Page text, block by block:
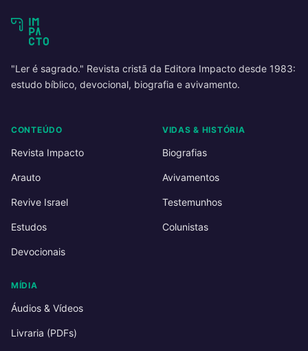
"Ler é sagrado." Revista cristã da Editora Impacto desde 1983:
estudo bíblico, devocional, biografia e avivamento.
CONTEÚDO
Revista Impacto
Arauto
Revive Israel
Estudos
Devocionais
VIDAS & HISTÓRIA
Biografias
Avivamentos
Testemunhos
Colunistas
MÍDIA
Áudios & Vídeos
Livraria (PDFs)